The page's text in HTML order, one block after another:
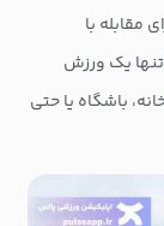
مقابله با
یک ورزش
باشگاه یا حتی